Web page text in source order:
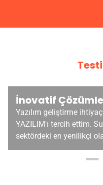
İnovatif
Yazılım geliştirme
YAZILIM'ı tercih ettim.
sektördeki en yenilikçi